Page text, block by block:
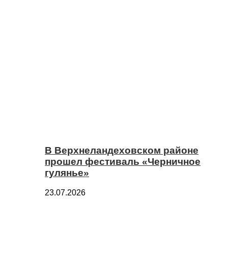
В Верхнеландеховском районе
прошел фестиваль «Черничное
гулянье»
23.07.2026